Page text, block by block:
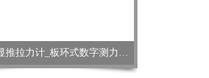
8字环数显推拉力计_板环式数字测力仪价格